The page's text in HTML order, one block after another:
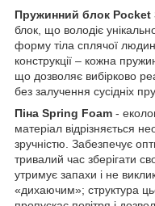
Пружинний блок Pocket
блок, що володіє
форму тіла сплячої
конструкції – кожна
що дозволяє вибірково
без залучення сусідніх
Піна Spring Foam -
матеріал відрізняється
зручністю. Забезпечує
тривалий час зберігати
утримує запахи і не
«дихаючим»; структура